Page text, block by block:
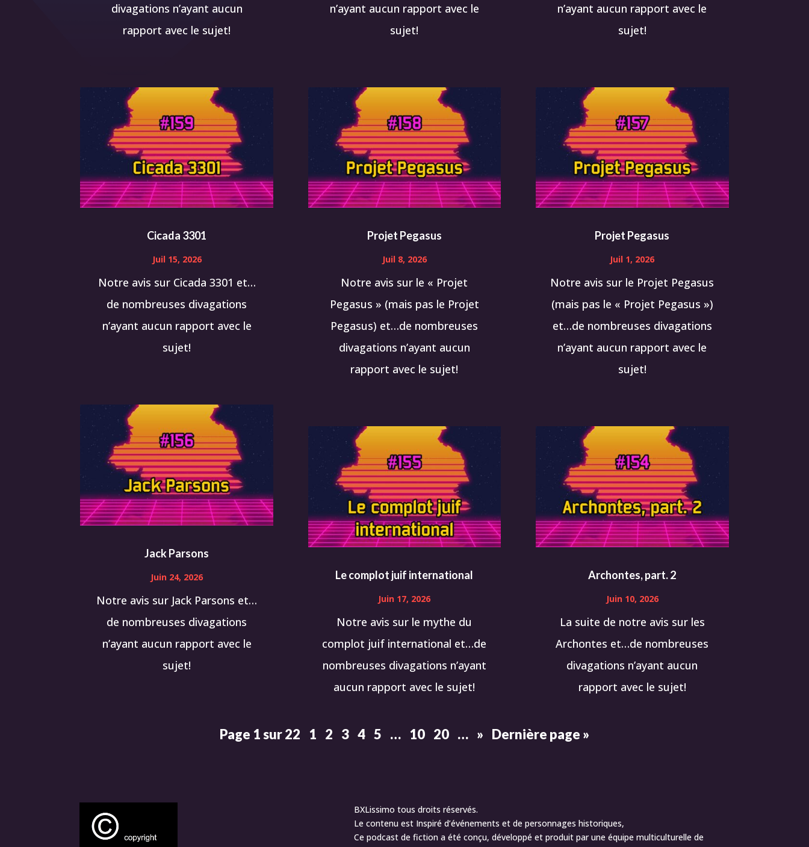
divagations n’ayant aucun
rapport avec le sujet!
Cicada 3301
Juil 15, 2026
Notre avis sur Cicada 3301 et…
de nombreuses divagations
n’ayant aucun rapport avec le
sujet!
Jack Parsons
Juin 24, 2026
Notre avis sur Jack Parsons et…
de nombreuses divagations
n’ayant aucun rapport avec le
sujet!
n’ayant aucun rapport avec le
sujet!
Projet Pegasus
Juil 8, 2026
Notre avis sur le « Projet
Pegasus » (mais pas le Projet
Pegasus) et…de nombreuses
divagations n’ayant aucun
rapport avec le sujet!
Le complot juif international
Juin 17, 2026
Notre avis sur le mythe du
complot juif international et…de
nombreuses divagations n’ayant
aucun rapport avec le sujet!
n’ayant aucun rapport avec le
sujet!
Projet Pegasus
Juil 1, 2026
Notre avis sur le Projet Pegasus
(mais pas le « Projet Pegasus »)
et…de nombreuses divagations
n’ayant aucun rapport avec le
sujet!
Archontes, part. 2
Juin 10, 2026
La suite de notre avis sur les
Archontes et…de nombreuses
divagations n’ayant aucun
rapport avec le sujet!
Page 1 sur 22 1 2 3 4 5 … 10 20 … » Dernière page »
BXLissimo tous droits réservés.
Le contenu est Inspiré d’événements et de personnages historiques,
Ce podcast de fiction a été conçu, développé et produit par une équipe multiculturelle de